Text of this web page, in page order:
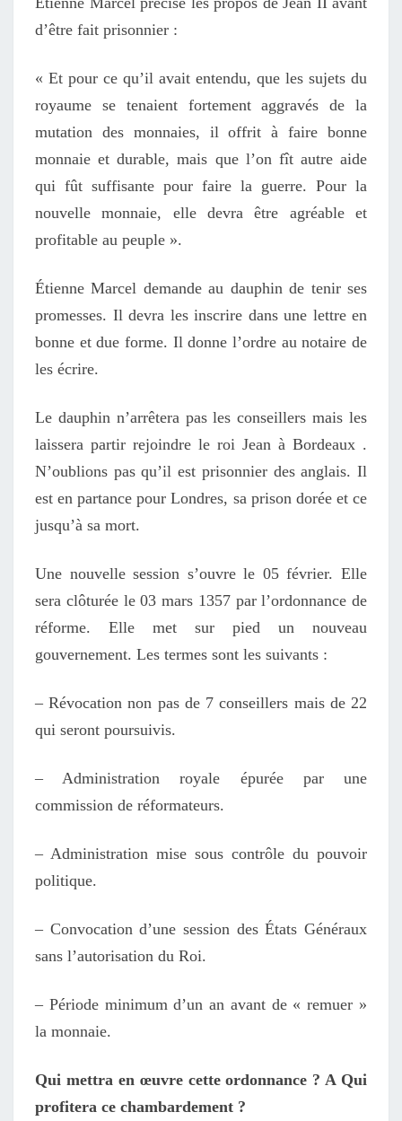
d’être fait prisonnier :
« Et pour ce qu’il avait entendu, que les sujets du
royaume se tenaient fortement aggravés de la
mutation des monnaies, il offrit à faire bonne
monnaie et durable,mais que l’on fît autre aide
qui fût suffisante pour faire la guerre. Pour la
nouvelle monnaie, elle devra être agréable et
profitable au peuple ».
Étienne Marcel demande au dauphin de tenir ses
promesses. Il devra les inscrire dans une lettre en
bonne et due forme. Il donne l’ordre au notaire de
les écrire.
Le dauphin n’arrêtera pas les conseillers mais les
laissera partir rejoindre le roi Jean à Bordeaux .
N’oublions pas qu’il est prisonnier des anglais. Il
est en partance pour Londres, sa prison dorée et ce
jusqu’à sa mort.
Une nouvelle session s’ouvre le 05 février. Elle
sera clôturée le 03 mars 1357 par l’ordonnance de
réforme. Elle met sur pied un nouveau
gouvernement. Les termes sont les suivants :
– Révocation non pas de 7 conseillers mais de 22
qui seront poursuivis.
– Administration royale épurée par une
commission de réformateurs.
– Administration mise sous contrôle du pouvoir
politique.
– Convocation d’une session des États Généraux
sans l’autorisation du Roi.
– Période minimum d’un an avant de « remuer »
la monnaie.
Qui mettra en œuvre cette ordonnance ? A Qui
profitera ce chambardement ?